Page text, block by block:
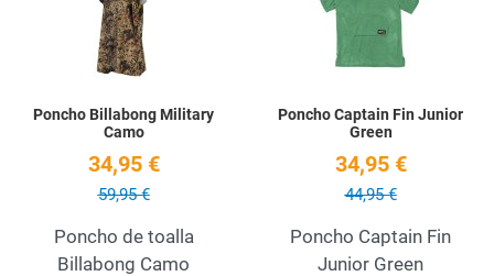
Quick View
Poncho Billabong Military
Camo
34,95 €
59,95 €
Poncho de toalla
Billabong Camo
Poncho Captain Fin Junior
Green
34,95 €
44,95 €
Poncho Captain Fin
Junior Green